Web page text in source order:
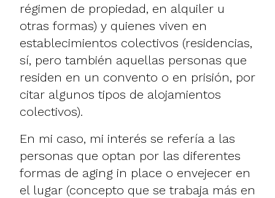
régimen de propiedad, en alquiler u
otras formas) y quienes viven en
establecimientos colectivos (residencias,
sí, pero también aquellas personas que
residen en un convento o en prisión, por
citar algunos tipos de alojamientos
colectivos).
En mi caso, mi interés se refería a las
personas que optan por las diferentes
formas de aging in place o envejecer en
el lugar (concepto que se trabaja más en